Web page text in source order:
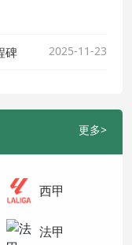
碑 2025-11-23
更多>
西甲
法甲